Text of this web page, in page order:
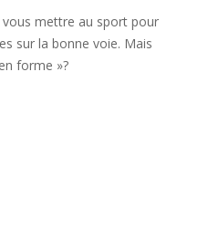
vous mettre au sport pour
sur la bonne voie. Mais
forme »?